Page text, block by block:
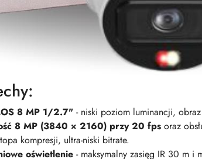
8 MP 1/2.7" - niski poziom luminancji,
8 MP (3840 × 2160) przy 20 fps oraz
kompresji, ultra-niski bitrate.
oświetlenie - maksymalny zasięg IR 30 m i